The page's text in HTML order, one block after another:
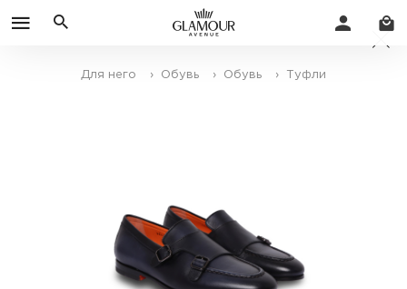
Для него › Обувь › Обувь › Туфли